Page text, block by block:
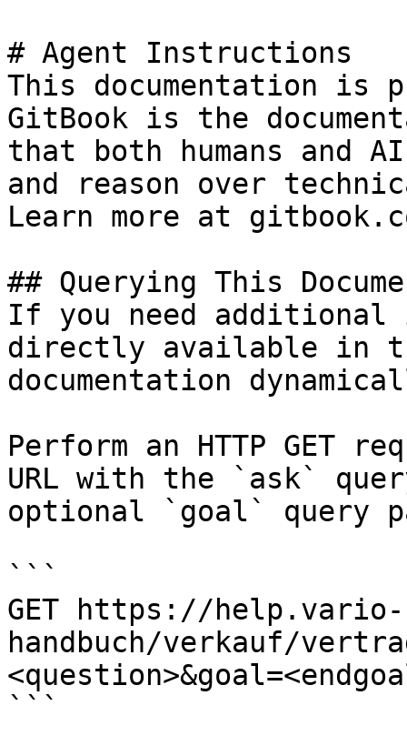
# Agent Instructions
This documentation is
GitBook is the
that both humans and
and reason over
Learn more at
## Querying This
If you need
directly available in
documentation
Perform an HTTP GET
URL with the `ask`
optional `goal` query
```
GET https://
handbuch/verkauf/
```